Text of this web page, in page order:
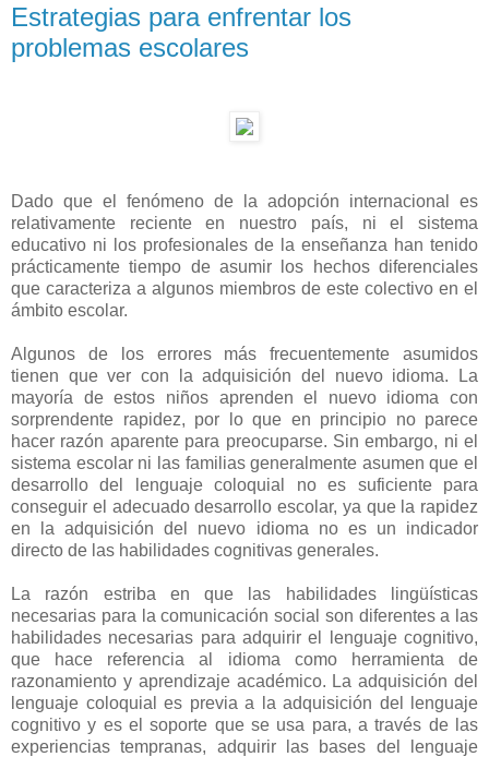
Estrategias para enfrentar los
problemas escolares
Dado que el fenómeno de la adopción internacional es
relativamente reciente en nuestro país, ni el sistema
educativo ni los profesionales de la enseñanza han tenido
prácticamente tiempo de asumir los hechos diferenciales
que caracteriza a algunos miembros de este colectivo en el
ámbito escolar.
Algunos de los errores más frecuentemente asumidos
tienen que ver con la adquisición del nuevo idioma. La
mayoría de estos niños aprenden el nuevo idioma con
sorprendente rapidez, por lo que en principio no parece
hacer razón aparente para preocuparse. Sin embargo, ni el
sistema escolar ni las familias generalmente asumen que el
desarrollo del lenguaje coloquial no es suficiente para
conseguir el adecuado desarrollo escolar, ya que la rapidez
en la adquisición del nuevo idioma no es un indicador
directo de las habilidades cognitivas generales.
La razón estriba en que las habilidades lingüísticas
necesarias para la comunicación social son diferentes a las
habilidades necesarias para adquirir el lenguaje cognitivo,
que hace referencia al idioma como herramienta de
razonamiento y aprendizaje académico. La adquisición del
lenguaje coloquial es previa a la adquisición del lenguaje
cognitivo y es el soporte que se usa para, a través de las
experiencias tempranas, adquirir las bases del lenguaje